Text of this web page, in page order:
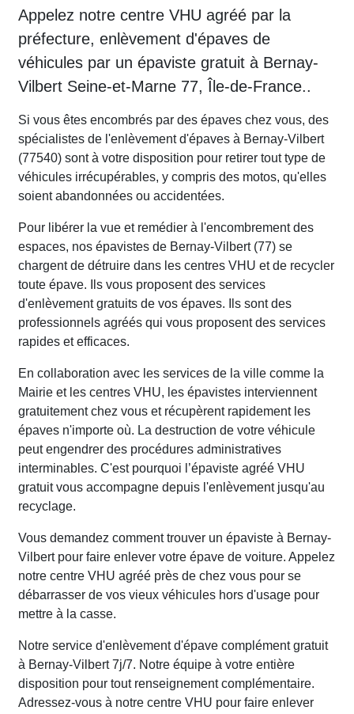
Appelez notre centre VHU agréé par la
préfecture, enlèvement d'épaves de
véhicules par un épaviste gratuit à Bernay-
Vilbert Seine-et-Marne 77, Île-de-France..
Si vous êtes encombrés par des épaves chez vous, des
spécialistes de l'enlèvement d'épaves à Bernay-Vilbert
(77540) sont à votre disposition pour retirer tout type de
véhicules irrécupérables, y compris des motos, qu'elles
soient abandonnées ou accidentées.
Pour libérer la vue et remédier à l'encombrement des
espaces, nos épavistes de Bernay-Vilbert (77) se
chargent de détruire dans les centres VHU et de recycler
toute épave. Ils vous proposent des services
d'enlèvement gratuits de vos épaves. Ils sont des
professionnels agréés qui vous proposent des services
rapides et efficaces.
En collaboration avec les services de la ville comme la
Mairie et les centres VHU, les épavistes interviennent
gratuitement chez vous et récupèrent rapidement les
épaves n'importe où. La destruction de votre véhicule
peut engendrer des procédures administratives
interminables. C'est pourquoi l’épaviste agréé VHU
gratuit vous accompagne depuis l'enlèvement jusqu'au
recyclage.
Vous demandez comment trouver un épaviste à Bernay-
Vilbert pour faire enlever votre épave de voiture. Appelez
notre centre VHU agréé près de chez vous pour se
débarrasser de vos vieux véhicules hors d'usage pour
mettre à la casse.
Notre service d'enlèvement d'épave complément gratuit
à Bernay-Vilbert 7j/7. Notre équipe à votre entière
disposition pour tout renseignement complémentaire.
Adressez-vous à notre centre VHU pour faire enlever